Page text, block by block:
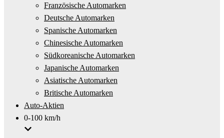
Französische Automarken
Deutsche Automarken
Spanische Automarken
Chinesische Automarken
Südkoreanische Automarken
Japanische Automarken
Asiatische Automarken
Britische Automarken
Auto-Aktien
0-100 km/h